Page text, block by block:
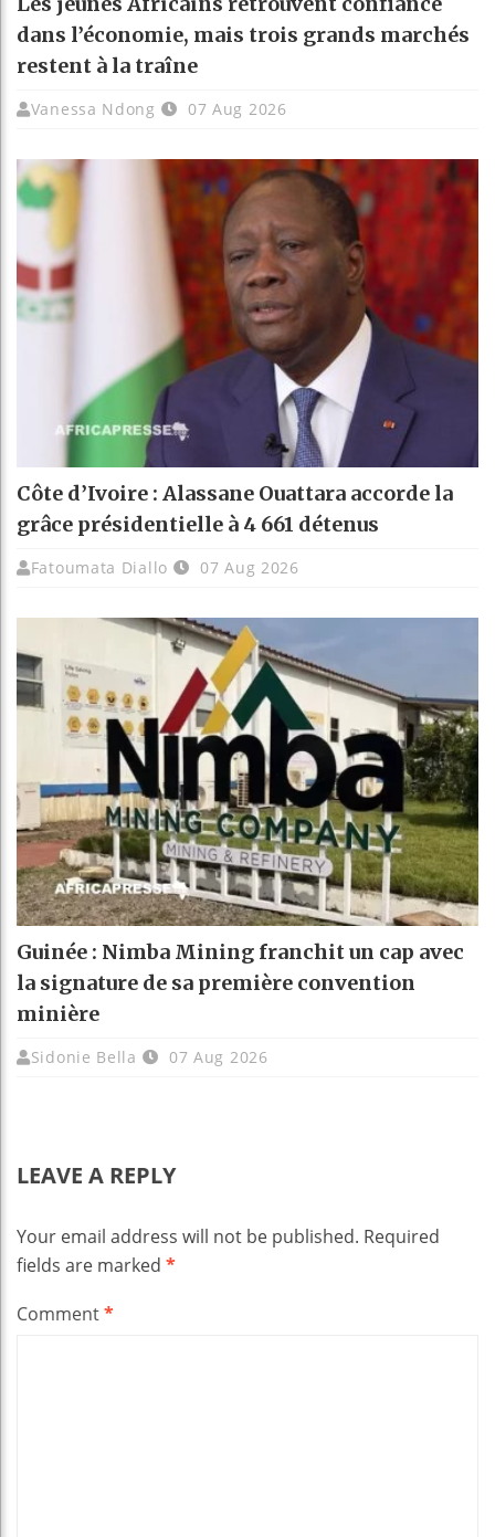
dans l’économie, mais trois grands marchés
restent à la traîne
Vanessa Ndong 07 Aug 2026
Côte d’Ivoire : Alassane Ouattara accorde la
grâce présidentielle à 4 661 détenus
Fatoumata Diallo 07 Aug 2026
Guinée : Nimba Mining franchit un cap avec
la signature de sa première convention
minière
Sidonie Bella 07 Aug 2026
LEAVE A REPLY
Your email address will not be published. Required
fields are marked *
Comment*